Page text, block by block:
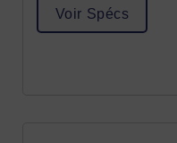
Voir Spécs